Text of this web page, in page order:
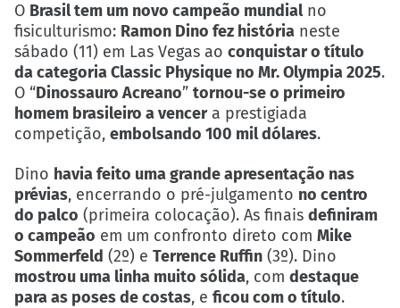
O Brasil tem um novo campeão mundialno
fisiculturismo: Ramon Dino fez história neste
sábado (11) em Las Vegas ao conquistar o título
da categoria Classic Physique no Mr. Olympia 2025.
O “Dinossauro Acreano” tornou-se o primeiro
homem brasileiro a vencera prestigiada
competição, embolsando 100 mil dólares.
Dino havia feito uma grande apresentação nas
prévias, encerrando o pré-julgamento no centro
do palco (primeira colocação). As finais definiram
o campeão em um confronto direto com Mike
Sommerfeld (2º) e Terrence Ruffin (3º). Dino
mostrou uma linha muito sólida, com destaque
para as poses de costas, e ficou com o título.